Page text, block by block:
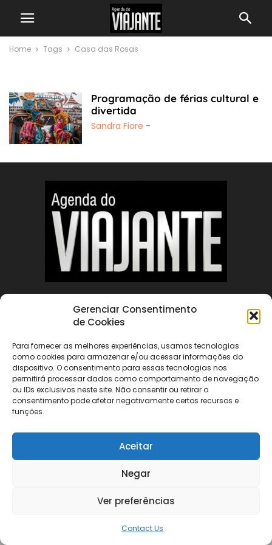
Gerenciar Consentimento
de Cookies
Para fornecer as melhores experiências, usamos tecnologias
como cookies para armazenar e/ou acessar informações do
dispositivo. O consentimento para essas tecnologias nos
permitirá processar dados como comportamento de navegação
ou IDs exclusivos neste site. Não consentir ou retirar o
consentimento pode afetar negativamente certos recursos e
funções.
Aceitar
Negar
Ver preferências
Contact Us
Home Tags Casa das Rosas
Programação de férias cultural e
divertida
Sandra Fiore -
ABOUT US
FOLLOW US
©